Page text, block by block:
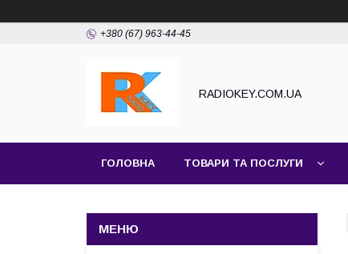
+380 (67) 963-44-45
RADIOKEY.COM.UA
ГОЛОВНА ТОВАРИ ТА ПОСЛУГИ